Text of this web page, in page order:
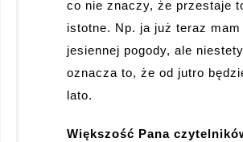
co nie znaczy, że przestaje
istotne. Np. ja już teraz mam
jesiennej pogody, ale
oznacza to, że od jutro
lato.
Większość Pana